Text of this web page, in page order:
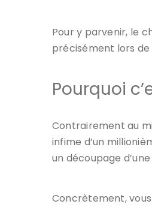
Pour y parvenir, le
précisément lors
Pourquoi
Contrairement au
infime d’un
un découpage
Concrètement,